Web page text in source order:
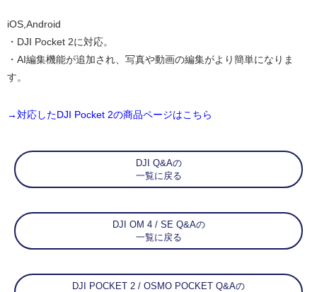
iOS,Android
・DJI Pocket 2に対応。
・AI編集機能が追加され、写真や動画の編集がより簡単になりま
す。
→対応したDJI Pocket 2の商品ページはこちら
DJI Q&Aの
一覧に戻る
DJI OM 4 / SE Q&Aの
一覧に戻る
DJI POCKET 2 / OSMO POCKET Q&Aの